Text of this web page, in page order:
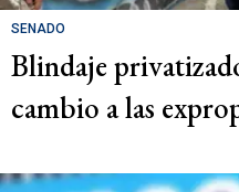
SENADO
Blindaje
cambio a las